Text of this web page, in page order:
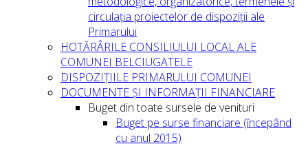
circulația proiectelor de dispoziții ale
Primarului
HOTĂRÂRILE CONSILIULUI LOCAL ALE
COMUNEI BELCIUGATELE
DISPOZIȚIILE PRIMARULUI COMUNEI
DOCUMENTE ȘI INFORMAȚII FINANCIARE
Buget din toate sursele de venituri
Buget pe surse financiare (începând
cu anul 2015)